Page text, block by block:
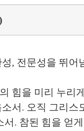
, 전문성을 뛰
힘을 미리 누리
서. 오직 그리
. 참된 힘을 얻